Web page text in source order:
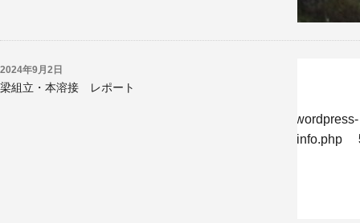
2024年9月2日
梁組立・本溶接 レポート
jp/r/e/gmoserver/8/6/sd0819286/kyoritsukogyo.jp/wordpress-
wp-content/themes/krk/single-reportinfo.php